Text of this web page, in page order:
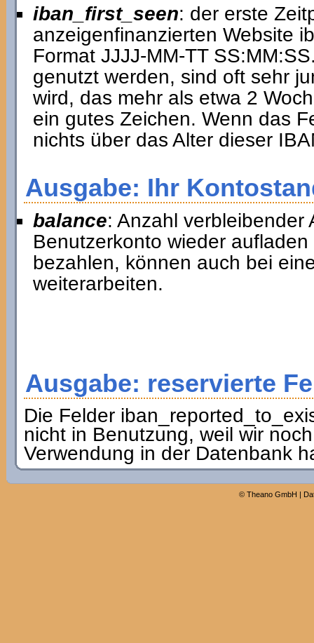
iban_first_seen: der erste
anzeigenfinanzierten Website
Format JJJJ-MM-TT
genutzt werden, sind oft sehr
wird, das mehr als etwa 2
ein gutes Zeichen. Wenn das
nichts über das Alter dieser
Ausgabe: Ihr
balance: Anzahl verbleibender
Benutzerkonto wieder
bezahlen, können auch bei
weiterarbeiten.
Ausgabe: reservierte
Die Felder
nicht in Benutzung, weil wir
Verwendung in der Datenbank
© Theano GmbH |